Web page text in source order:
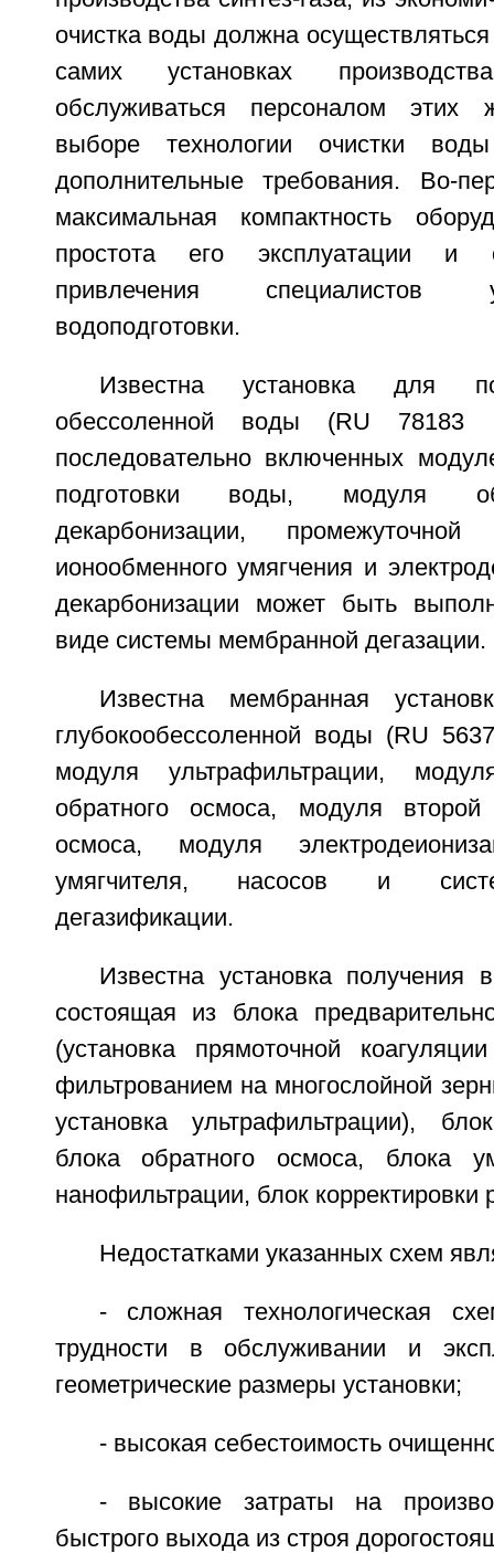
очистка воды должна
самих установках
обслуживаться персоналом этих
выборе технологии очистки
дополнительные требования. Во-
максимальная компактность
простота его эксплуатации и
привлечения специалистов
водоподготовки.
Известна установка для
обессоленной воды (RU 78183
последовательно включенных
подготовки воды, модуля
декарбонизации,
ионообменного умягчения и
декарбонизации может быть
виде системы мембранной дегазации.
Известна мембранная
глубокообессоленной воды (RU
модуля ультрафильтрации,
обратного осмоса, модуля второй
осмоса, модуля
умягчителя, насосов и
дегазификации.
Известна установка
состоящая из блока
(установка прямоточной
фильтрованием на многослойной
установка ультрафильтрации),
блока обратного осмоса, блока
нанофильтрации, блок корректировки
Недостатками указанных схем
- сложная технологическая
трудности в обслуживании и
геометрические размеры установки;
- высокая себестоимость
- высокие затраты на
быстрого выхода из строя